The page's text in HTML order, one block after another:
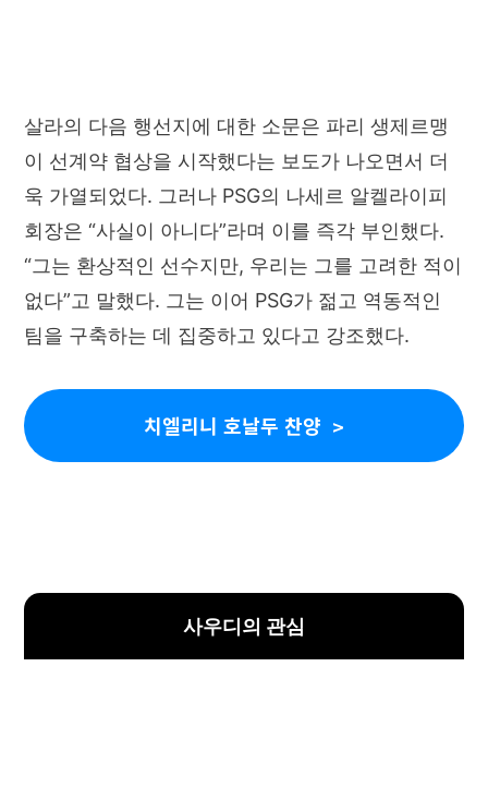
살라의 다음 행선지에 대한 소문은 파리 생제르맹
이 선계약 협상을 시작했다는 보도가 나오면서 더
욱 가열되었다. 그러나 PSG의 나세르 알켈라이피
회장은 “사실이 아니다”라며 이를 즉각 부인했다.
“그는 환상적인 선수지만, 우리는 그를 고려한 적이
없다”고 말했다. 그는 이어 PSG가 젊고 역동적인
팀을 구축하는 데 집중하고 있다고 강조했다.
치엘리니 호날두 찬양
사우디의 관심